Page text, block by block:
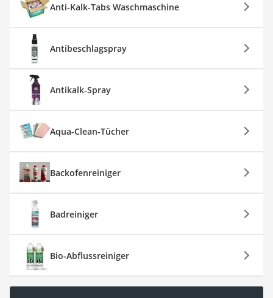
Anti-Kalk-Tabs Waschmaschine
Antibeschlagspray
Antikalk-Spray
Aqua-Clean-Tücher
Backofenreiniger
Badreiniger
Bio-Abflussreiniger